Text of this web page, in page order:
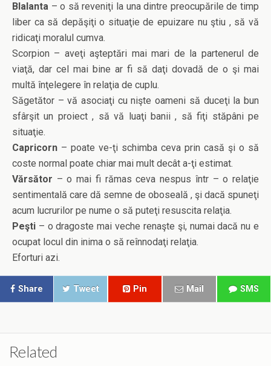
Blalanta – o să reveniţi la una dintre preocupările de timp
liber ca să depăşiţi o situaţie de epuizare nu ştiu , să vă
ridicaţi moralul cumva.
Scorpion – aveţi aşteptări mai mari de la partenerul de
viaţă, dar cel mai bine ar fi să daţi dovadă de o şi mai
multă înţelegere în relaţia de cuplu.
Săgetător – vă asociaţi cu nişte oameni să duceţi la bun
sfârşit un proiect , să vă luaţi banii , să fiţi stăpâni pe
situaţie.
Capricorn – poate ve-ţi schimba ceva prin casă şi o să
coste normal poate chiar mai mult decât a-ţi estimat.
Vărsător – o mai fi rămas ceva nespus într – o relaţie
sentimentală care dă semne de oboseală , şi dacă spuneţi
acum lucrurilor pe nume o să puteţi resuscita relaţia.
Peşti – o dragoste mai veche renaşte şi, numai dacă nu e
ocupat locul din inima o să reînnodaţi relaţia.
Eforturi azi.
Share Tweet Pin Mail SMS
Related